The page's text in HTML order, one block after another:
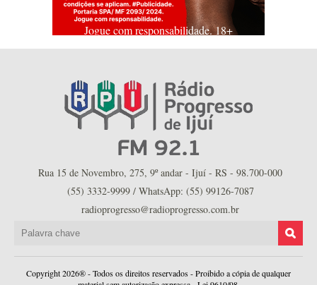
Jogue com responsabilidade. 18+
Rua 15 de Novembro, 275, 9º andar - Ijuí - RS - 98.700-000
(55) 3332-9999 / WhatsApp: (55) 99126-7087
radioprogresso@radioprogresso.com.br
Copyright 2026® - Todos os direitos reservados - Proibido a cópia de qualquer